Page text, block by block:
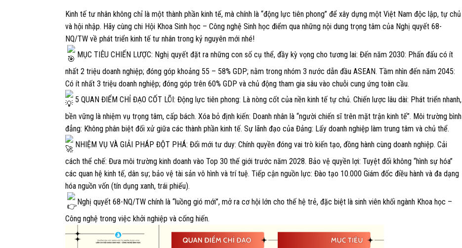
Kinh tế tư nhân không chỉ là một thành phần kinh tế, mà chính là “động lực tiên phong” để xây dựng một Việt Nam độc lập, tự chủ
và hội nhập. Hãy cùng chi Hội Khoa Sinh học – Công nghệ Sinh học điểm qua những nội dung trọng tâm của Nghị quyết 68-
NQ/TW về phát triển kinh tế tư nhân trong kỷ nguyên mới nhé!
MỤC TIÊU CHIẾN LƯỢC: Nghị quyết đặt ra những con số cụ thể, đầy kỳ vọng cho tương lai: Đến năm 2030: Phấn đấu có ít
nhất 2 triệu doanh nghiệp; đóng góp khoảng 55 – 58% GDP; nằm trong nhóm 3 nước dẫn đầu ASEAN. Tầm nhìn đến năm 2045:
Có ít nhất 3 triệu doanh nghiệp; đóng góp trên 60% GDP và chủ động tham gia sâu vào chuỗi cung ứng toàn cầu.
5 QUAN ĐIỂM CHỈ ĐẠO CỐT LÕI: Động lực tiên phong: Là nòng cốt của nền kinh tế tự chủ. Chiến lược lâu dài: Phát triển nhanh,
bền vững là nhiệm vụ trọng tâm, cấp bách. Xóa bỏ định kiến: Doanh nhân là “người chiến sĩ trên mặt trận kinh tế”. Môi trường bình
đẳng: Không phân biệt đối xử giữa các thành phần kinh tế. Sự lãnh đạo của Đảng: Lấy doanh nghiệp làm trung tâm và chủ thể.
NHIỆM VỤ VÀ GIẢI PHÁP ĐỘT PHÁ: Đổi mới tư duy: Chính quyền đóng vai trò kiến tạo, đồng hành cùng doanh nghiệp. Cải
cách thể chế: Đưa môi trường kinh doanh vào Top 30 thế giới trước năm 2028. Bảo vệ quyền lợi: Tuyệt đối không “hình sự hóa”
các quan hệ kinh tế, dân sự; bảo vệ tài sản vô hình và trí tuệ. Tiếp cận nguồn lực: Đào tạo 10.000 Giám đốc điều hành và đa dạng
hóa nguồn vốn (tín dụng xanh, trái phiếu).
Nghị quyết 68-NQ/TW chính là “luồng gió mới”, mở ra cơ hội lớn cho thế hệ trẻ, đặc biệt là sinh viên khối ngành Khoa học –
Công nghệ trong việc khởi nghiệp và cống hiến.